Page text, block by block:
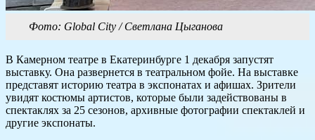
Фото: Global City / Светлана Цыганова
В Камерном театре в Екатеринбурге 1 декабря запустят
выставку. Она развернется в театральном фойе. На выставке
представят историю театра в экспонатах и афишах. Зрители
увидят костюмы артистов, которые были задействованы в
спектаклях за 25 сезонов, архивные фотографии спектаклей и
другие экспонаты.